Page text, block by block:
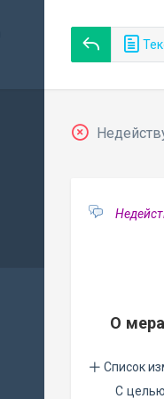
О
Список
С